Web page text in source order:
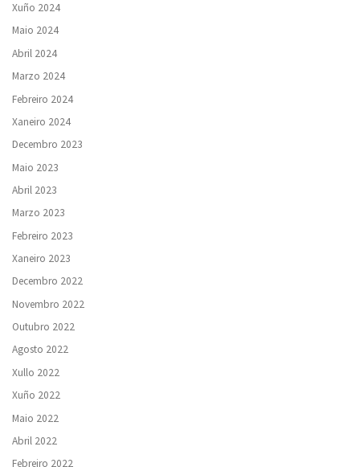
Xuño 2024
Maio 2024
Abril 2024
Marzo 2024
Febreiro 2024
Xaneiro 2024
Decembro 2023
Maio 2023
Abril 2023
Marzo 2023
Febreiro 2023
Xaneiro 2023
Decembro 2022
Novembro 2022
Outubro 2022
Agosto 2022
Xullo 2022
Xuño 2022
Maio 2022
Abril 2022
Febreiro 2022